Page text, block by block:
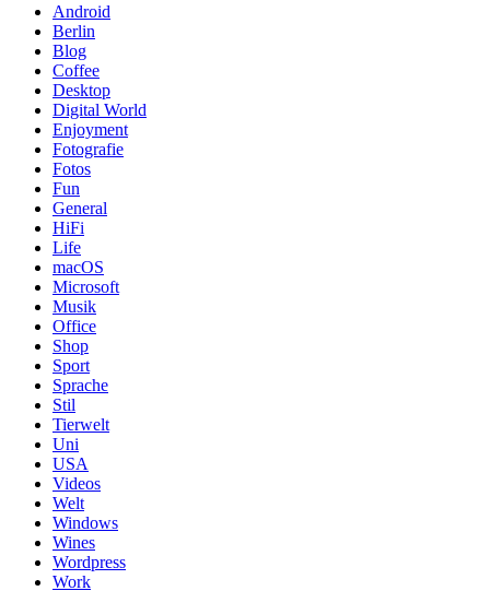
Android
Berlin
Blog
Coffee
Desktop
Digital World
Enjoyment
Fotografie
Fotos
Fun
General
HiFi
Life
macOS
Microsoft
Musik
Office
Shop
Sport
Sprache
Stil
Tierwelt
Uni
USA
Videos
Welt
Windows
Wines
Wordpress
Work